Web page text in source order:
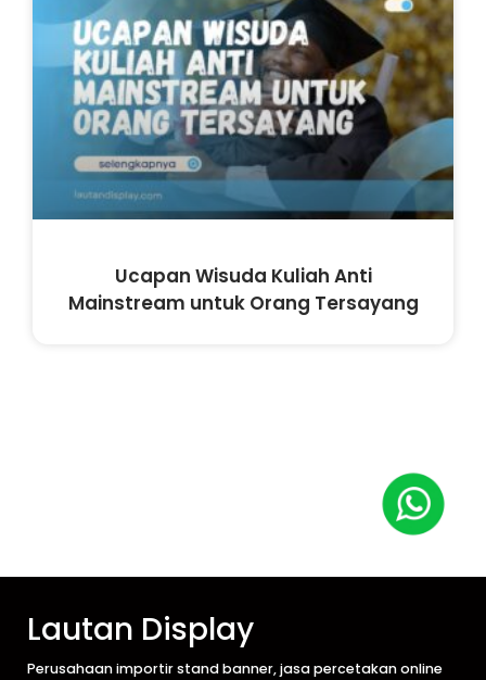
Ucapan Wisuda Kuliah Anti
Mainstream untuk Orang Tersayang
Lautan Display
Perusahaan importir stand banner, jasa percetakan online